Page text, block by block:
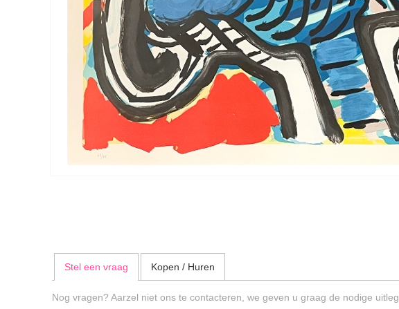
Stel een vraag Kopen / Huren
Nog vragen? Aarzel niet ons te contacteren, we geven u graag de nodige uitleg.